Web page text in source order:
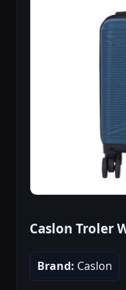
Caslon Troler
Brand: Caslon